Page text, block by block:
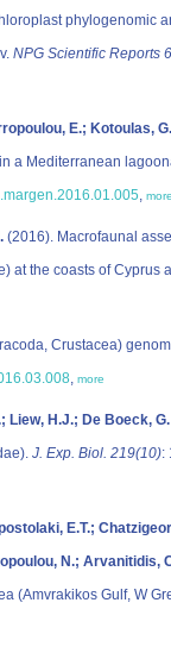
phylogenomic
NPG Scientific Reports
E.; Kotoulas,
a Mediterranean
,
(2016). Macrofaunal
at the coasts of Cyprus
Crustacea)
, more
H.J.; De Boeck,
J. Exp. Biol. 219(10):
E.T.;
N.; Arvanitidis,
(Amvrakikos Gulf, W